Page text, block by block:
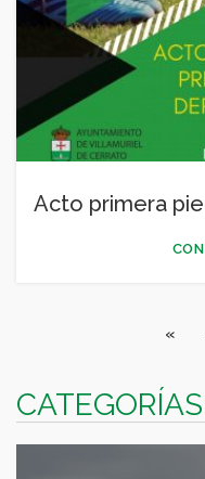
Acto primera
«